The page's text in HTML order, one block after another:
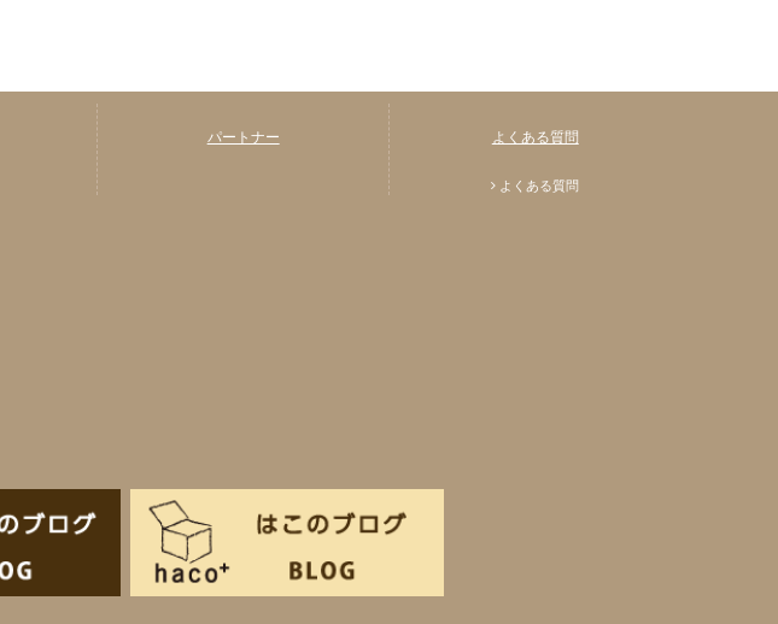
パートナー よくある質問
よくある質問